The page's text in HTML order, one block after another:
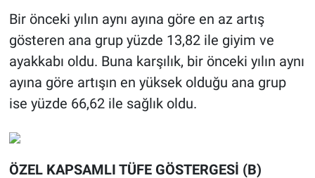
Bir önceki yılın aynı ayına göre en az artış
gösteren ana grup yüzde 13,82 ile giyim ve
ayakkabı oldu. Buna karşılık, bir önceki yılın aynı
ayına göre artışın en yüksek olduğu ana grup
ise yüzde 66,62 ile sağlık oldu.
ÖZEL KAPSAMLI TÜFE GÖSTERGESİ (B)